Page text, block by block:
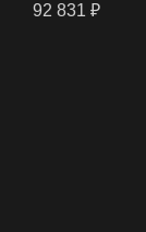
92 831 ₽